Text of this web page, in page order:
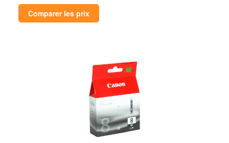
Comparer les prix